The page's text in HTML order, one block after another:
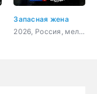
Запасная жена
2026, Россия, мелодрама